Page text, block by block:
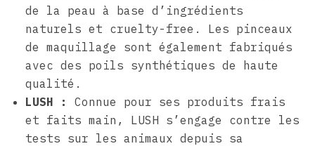
de la peau à base d’ingrédients
naturels et cruelty-free. Les pinceaux
de maquillage sont également fabriqués
avec des poils synthétiques de haute
qualité.
LUSH :
Connue pour ses produits frais
et faits main, LUSH s’engage contre les
tests sur les animaux depuis sa